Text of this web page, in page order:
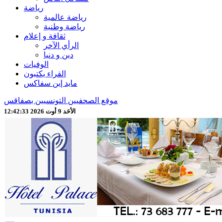
رياضة
رياضة عالمية
رياضة وطنية
ثقافة و إعلام
الرأي الآخر
دين و دنيا
الوفيات
القراء يكتبون
مايد إين سفاكس
موقع الصحفيين التونسيين بصفاقس
الأحَد 9 أوت 2026 12:42:35